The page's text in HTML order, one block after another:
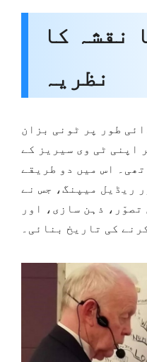
کا نقشہ کا
نظریہ
طور پر ٹونی بزان
پر اپنی ٹی وی سیریز کے
اس میں دو طریقے
ریڈیل میپنگ، جس نے
ذہن سازی، اور
کی تاریخ بنائی۔